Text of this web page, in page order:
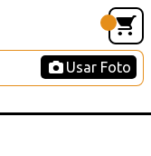
Usar Foto